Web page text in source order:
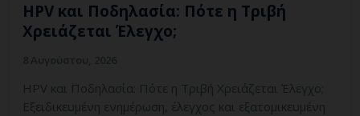
HPV και Ποδηλασία: Πότε η Τριβή
Χρειάζεται Έλεγχο;
HPV και Ποδηλασία: Πότε η Τριβή Χρειάζεται Έλεγχο;
Εξειδικευμένη ενημέρωση, έλεγχος και εξατομικευμένη